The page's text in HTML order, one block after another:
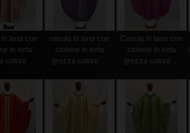
lana con
in seta
colore ...
casula in lana con
stolone in seta
grezza colore ...
Casula in lana con
stolone in seta
grezza colore ...